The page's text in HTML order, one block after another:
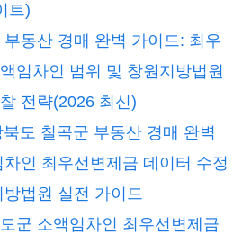
트)
동산 경매 완벽 가이드: 최우
임차인 범위 및 창원지방법원
전략(2026 최신)
도 칠곡군 부동산 경매 완벽
인 최우선변제금 데이터 수정
법원 실전 가이드
군 소액임차인 최우선변제금